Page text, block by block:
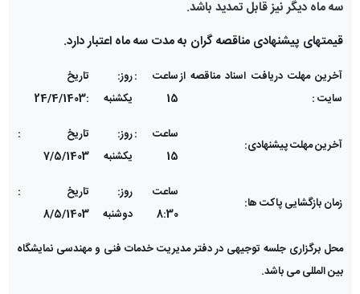
سه ماه دیگر نیز قابل تمدید باشد.
قیمت­های پیشنهادی مناقصه گران به مدت سه ماه اعتبار دارد.
آخرین مهلت دریافت اسناد مناقصه از
سایت :
ساعت :
15
روز:
یکشنبه
تاریخ
:24/4/1403
آخرین مهلت پیشنهادی:
ساعت :
15
روز:
یکشنبه
تاریخ :
7/5/1403
زمان بازگشایی پاکت ها:
ساعت
8:30
روز:
دوشنبه
تاریخ :
8/5/1403
محل برگزاری جلسه توجیهی در دفتر مدیریت خدمات فنی و مهندسی نمایشگاه
بین المللی می باشد.